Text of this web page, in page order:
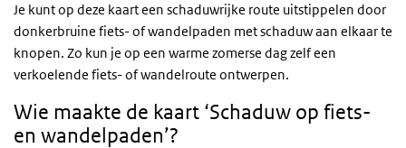
Je kunt op deze kaart een schaduwrijke route uitstippelen door
donkerbruine fiets- of wandelpaden met schaduw aan elkaar te
knopen. Zo kun je op een warme zomerse dag zelf een
verkoelende fiets- of wandelroute ontwerpen.
Wie maakte de kaart ‘Schaduw op fiets-
en wandelpaden’?